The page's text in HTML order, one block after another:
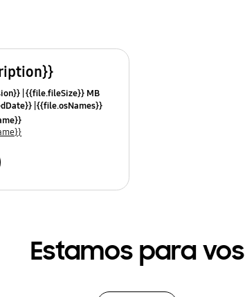
{{file.fileSize}} MB
{{file.osNames}}
Estamos para vos